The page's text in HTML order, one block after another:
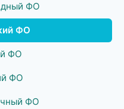
ФО
ФО
ФО
ФО
ФО